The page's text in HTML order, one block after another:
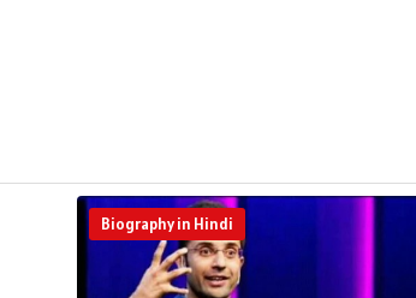
Biography in Hindi